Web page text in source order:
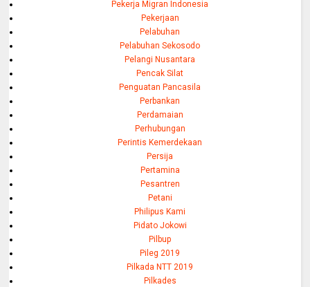
Pekerja Migran Indonesia
Pekerjaan
Pelabuhan
Pelabuhan Sekosodo
Pelangi Nusantara
Pencak Silat
Penguatan Pancasila
Perbankan
Perdamaian
Perhubungan
Perintis Kemerdekaan
Persija
Pertamina
Pesantren
Petani
Philipus Kami
Pidato Jokowi
Pilbup
Pileg 2019
Pilkada NTT 2019
Pilkades